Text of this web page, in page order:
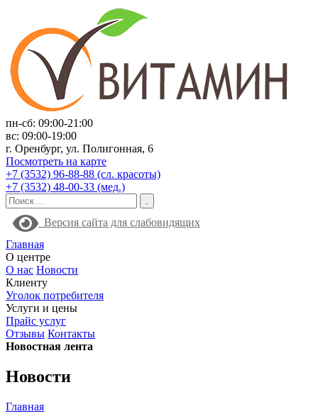
пн-сб: 09:00-21:00
вс: 09:00-19:00
г. Оренбург, ул. Полигонная, 6
Посмотреть на карте
+7 (3532) 96-88-88 (сл. красоты)
+7 (3532) 48-00-33 (мед.)
Версия сайта для слабовидящих
Главная
О центре
О нас Новости
Клиенту
Уголок потребителя
Услуги и цены
Прайс услуг
Отзывы Контакты
Новостная лента
Новости
Главная